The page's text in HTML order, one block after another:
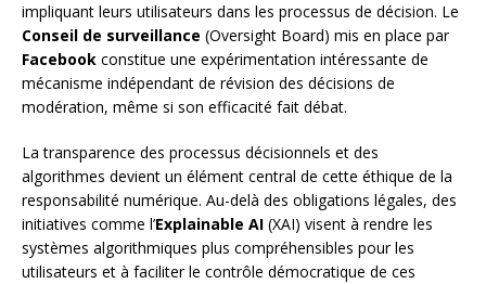
impliquant leurs utilisateurs dans les processus de décision. Le
Conseil de surveillance (Oversight Board) mis en place par
Facebook constitue une expérimentation intéressante de
mécanisme indépendant de révision des décisions de
modération, même si son efficacité fait débat.
La transparence des processus décisionnels et des
algorithmes devient un élément central de cette éthique de la
responsabilité numérique. Au-delà des obligations légales, des
initiatives comme l’Explainable AI (XAI) visent à rendre les
systèmes algorithmiques plus compréhensibles pour les
utilisateurs et à faciliter le contrôle démocratique de ces